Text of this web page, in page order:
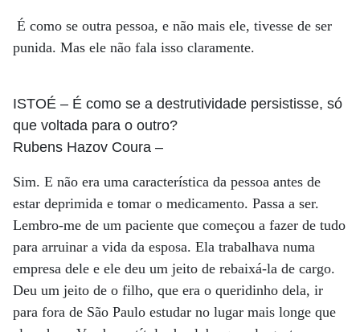
É como se outra pessoa, e não mais ele, tivesse de ser
punida. Mas ele não fala isso claramente.
ISTOÉ – É como se a destrutividade persistisse, só
que voltada para o outro?
Rubens Hazov Coura –
Sim. E não era uma característica da pessoa antes de
estar deprimida e tomar o medicamento. Passa a ser.
Lembro-me de um paciente que começou a fazer de tudo
para arruinar a vida da esposa. Ela trabalhava numa
empresa dele e ele deu um jeito de rebaixá-la de cargo.
Deu um jeito de o filho, que era o queridinho dela, ir
para fora de São Paulo estudar no lugar mais longe que